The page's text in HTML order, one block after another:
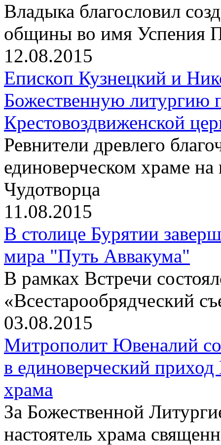
Владыка благословил
общины во имя Успения
12.08.2015
Епископ Кузнецкий и
Божественную литургию
Крестовоздвиженской
Ревнители древлего
единоверческом храме
Чудотворца
11.08.2015
В столице Бурятии
мира "Путь Аввакума"
В рамках Встречи
«Всестарообрядческий
03.08.2015
Митрополит Ювеналий
в единоверческий
храма
За Божественной
настоятель храма